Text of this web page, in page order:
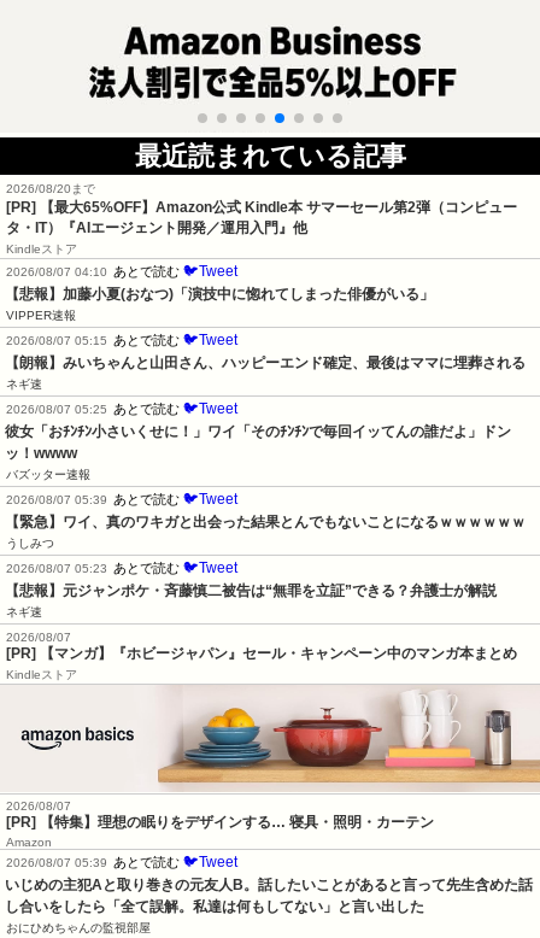
最近読まれている記事
2026/08/20まで
[PR]
【最大65%OFF】Amazon公式 Kindle本 サマーセール第2弾（コンピュー
タ・IT）『AIエージェント開発／運用入門』他
Kindleストア
2026/08/07 04:10
あとで読む 🐦Tweet
【悲報】加藤小夏(おなつ)「演技中に惚れてしまった俳優がいる」
VIPPER速報
2026/08/07 05:15
あとで読む 🐦Tweet
【朗報】みいちゃんと山田さん、ハッピーエンド確定、最後はママに埋葬される
ネギ速
2026/08/07 05:25
あとで読む 🐦Tweet
彼女「おﾁﾝﾁﾝ小さいくせに！」ワイ「そのﾁﾝﾁﾝで毎回イッてんの誰だよ」ドン
ッ！wwww
バズッター速報
2026/08/07 05:39
あとで読む 🐦Tweet
【緊急】ワイ、真のワキガと出会った結果とんでもないことになるｗｗｗｗｗｗ
うしみつ
2026/08/07 05:23
あとで読む 🐦Tweet
【悲報】元ジャンポケ・斉藤慎二被告は“無罪を立証”できる？弁護士が解説
ネギ速
2026/08/07
[PR] 【マンガ】『ホビージャパン』セール・キャンペーン中のマンガ本まとめ
Kindleストア
2026/08/07
[PR] 【特集】理想の眠りをデザインする… 寝具・照明・カーテン
Amazon
2026/08/07 05:39 あとで読む 🐦Tweet
いじめの主犯Aと取り巻きの元友人B。話したいことがあると言って先生含めた話
し合いをしたら「全て誤解。私達は何もしてない」と言い出した
おにひめちゃんの監視部屋